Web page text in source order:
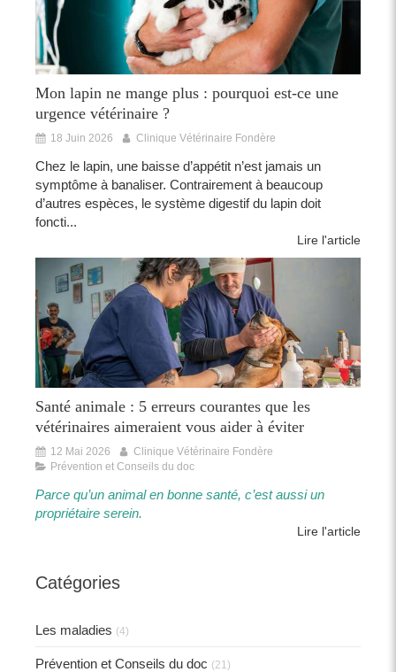
Mon lapin ne mange plus : pourquoi est-ce une
urgence vétérinaire ?
18 Juin 2026 Clinique Vétérinaire Fondère
Chez le lapin, une baisse d’appétit n’est jamais un
symptôme à banaliser. Contrairement à beaucoup
d’autres espèces, le système digestif du lapin doit
foncti...
Lire l'article
Santé animale : 5 erreurs courantes que les
vétérinaires aimeraient vous aider à éviter
12 Mai 2026
Clinique Vétérinaire Fondère
Prévention et Conseils du doc
Parce qu’un animal en bonne santé, c’est aussi un
propriétaire serein.​​
Lire l'article
Catégories
Les maladies (4)
Prévention et Conseils du doc (21)